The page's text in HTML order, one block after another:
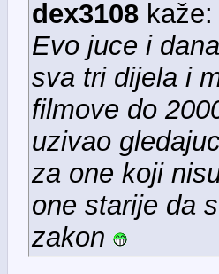
dex3108
Evo juce i
sva tri dijela i
filmove do
uzivao
za one koji
one starije da
zakon